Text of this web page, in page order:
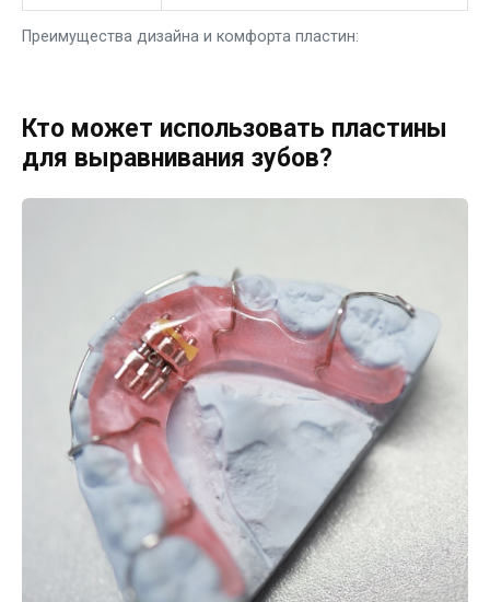
Преимущества дизайна и комфорта пластин:
Кто может использовать пластины
для выравнивания зубов?